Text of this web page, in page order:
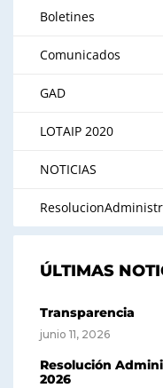
Boletines
Comunicados
GAD
LOTAIP 2020
NOTICIAS
ÚLTIMAS
Transparencia
junio 11, 2026
Resolución
2026